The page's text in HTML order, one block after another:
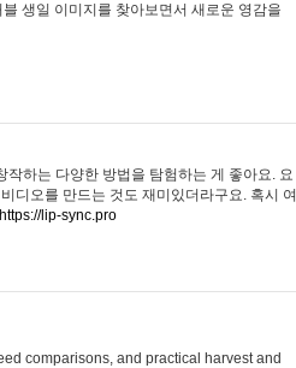
생일 이미지를 찾아보면서 새로운 영감을
하는 다양한 방법을 탐험하는 게 좋아요. 요
디오를 만드는 것도 재미있더라구요. 혹시 여
https://lip-sync.pro
comparisons, and practical harvest and